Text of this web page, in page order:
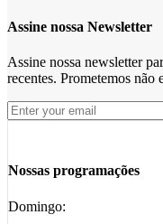
Assine nossa Newsletter
Assine nossa newsletter
recentes. Prometemos não
Nossas programações
Domingo: